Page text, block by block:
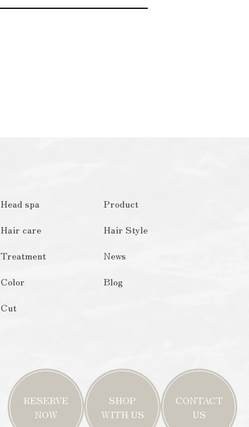
RESERVE
NOW
SHOP
WITH US
CONTACT
US
Head spa
Hair care
Treatment
Color
Cut
Product
Hair Style
News
Blog